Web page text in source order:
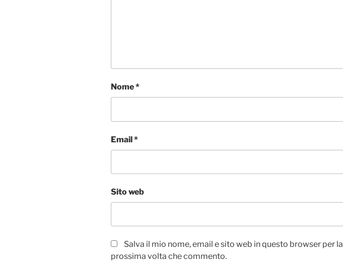
Nome*
Email*
Sito web
Salva il mio nome, email e sito web in questo browser per la
prossima volta che commento.